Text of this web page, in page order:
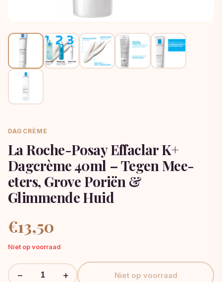
DAGCRÈME
La Roche-Posay Effaclar K+
Dagcrème 40ml – Tegen Mee-
eters, Grove Poriën &
Glimmende Huid
€13,50
Niet op voorraad
− + Niet op voorraad